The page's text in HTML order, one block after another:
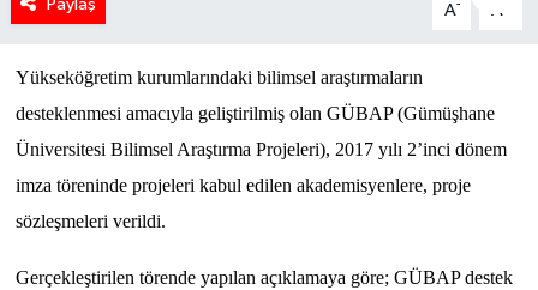
Paylaş A- A
Yükseköğretim kurumlarındaki bilimsel araştırmaların
desteklenmesi amacıyla geliştirilmiş olan GÜBAP (Gümüşhane
Üniversitesi Bilimsel Araştırma Projeleri), 2017 yılı 2’inci dönem
imza töreninde projeleri kabul edilen akademisyenlere, proje
sözleşmeleri verildi.
Gerçekleştirilen törende yapılan açıklamaya göre; GÜBAP destek